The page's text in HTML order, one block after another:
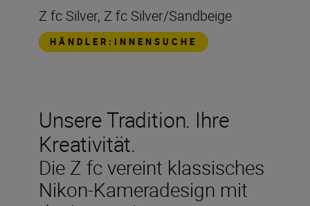
Z fc Silver, Z fc Silver/Sandbeige
HÄNDLER:INNENSUCHE
Unsere Tradition. Ihre
Kreativität.
Die Z fc vereint klassisches
Nikon-Kameradesign mit